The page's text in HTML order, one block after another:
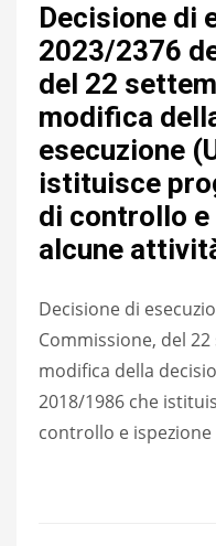
Decisione di
2023/2376
del 22
modifica
esecuzione
istituisce
di controllo e
alcune
Decisione di
Commissione, del
modifica della
2018/1986 che
controllo e